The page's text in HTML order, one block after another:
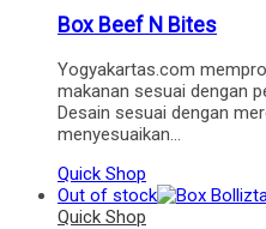
Box Beef N Bites
Yogyakartas.com
makanan sesuai dengan
Desain sesuai dengan
menyesuaikan…
Quick Shop
Out of stock
Quick Shop